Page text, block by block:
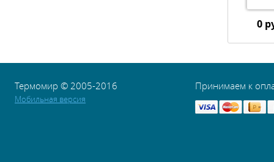
0
Термомир © 2005-2016
Мобильная версия
Принимаем к